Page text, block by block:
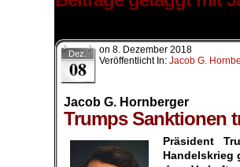
Dez.
08
on 8. Dezember 2018
Veröffentlicht In: Jacob G.
Jacob G. Hornberger
Trumps Sanktionen
Präsident
Handelskrieg